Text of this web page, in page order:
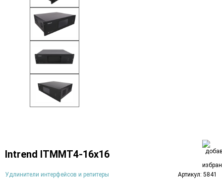
Intrend ITMMT4-16x16
Удлинители интерфейсов и репитеры Артикул: 5841